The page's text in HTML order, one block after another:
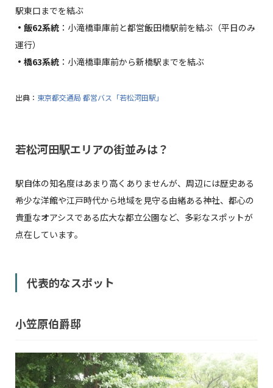
駅東口までを結ぶ
・飯62系統：小滝橋車庫前と都営飯田橋駅前を結ぶ（平日のみ
運行）
・橋63系統：小滝橋車庫前から新橋駅までを結ぶ
出典： 東京都交通局 都営バス「若松河田駅」
若松河田駅エリアの街並みは？
駅自体の知名度はあまり高くありませんが、周辺には歴史ある
希少な洋館や江戸時代から地域を見守る由緒ある神社、都心の
貴重なオアシスである広大な都立公園など、多彩なスポットが
点在しています。
代表的なスポット
小笠原伯爵邸